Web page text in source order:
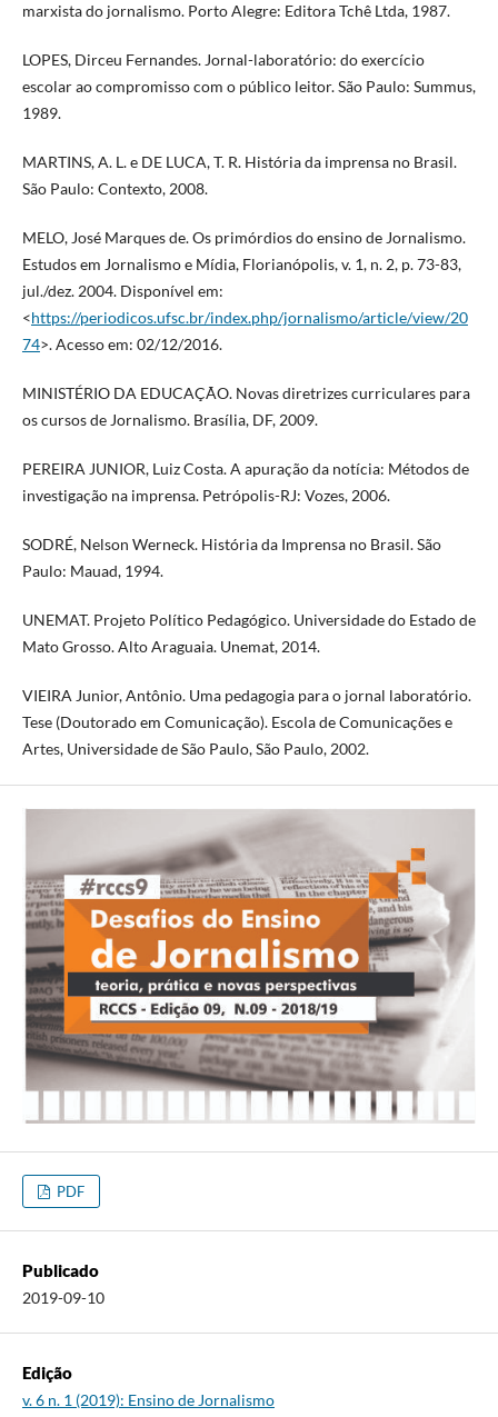
marxista do jornalismo. Porto Alegre: Editora Tchê Ltda, 1987.
LOPES, Dirceu Fernandes. Jornal-laboratório: do exercício
escolar ao compromisso com o público leitor. São Paulo: Summus,
1989.
MARTINS, A. L. e DE LUCA, T. R. História da imprensa no Brasil.
São Paulo: Contexto, 2008.
MELO, José Marques de. Os primórdios do ensino de Jornalismo.
Estudos em Jornalismo e Mídia, Florianópolis, v. 1, n. 2, p. 73-83,
jul./dez. 2004. Disponível em:
<https://periodicos.ufsc.br/index.php/jornalismo/article/view/20
74>. Acesso em: 02/12/2016.
MINISTÉRIO DA EDUCAÇÃO. Novas diretrizes curriculares para
os cursos de Jornalismo. Brasília, DF, 2009.
PEREIRA JUNIOR, Luiz Costa. A apuração da notícia: Métodos de
investigação na imprensa. Petrópolis-RJ: Vozes, 2006.
SODRÉ, Nelson Werneck. História da Imprensa no Brasil. São
Paulo: Mauad, 1994.
UNEMAT. Projeto Político Pedagógico. Universidade do Estado de
Mato Grosso. Alto Araguaia. Unemat, 2014.
VIEIRA Junior, Antônio. Uma pedagogia para o jornal laboratório.
Tese (Doutorado em Comunicação). Escola de Comunicações e
Artes, Universidade de São Paulo, São Paulo, 2002.
PDF
Publicado
2019-09-10
Edição
v. 6 n. 1 (2019): Ensino de Jornalismo